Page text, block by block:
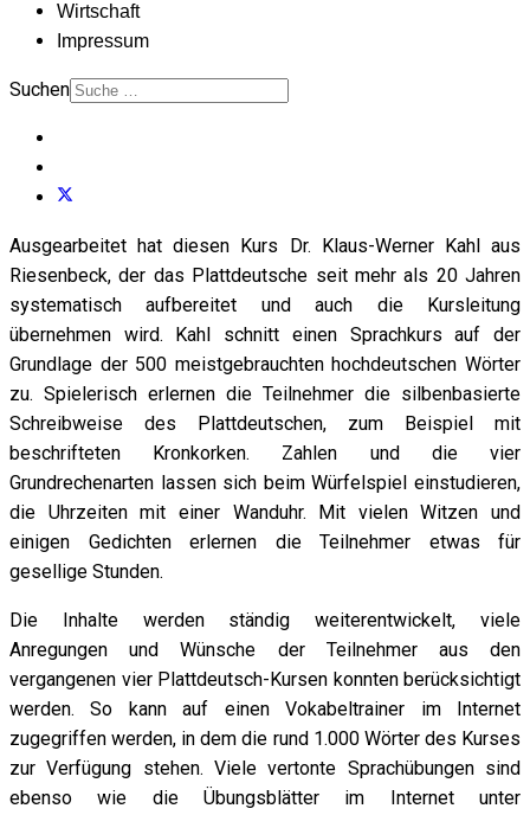
Wirtschaft
Impressum
Suchen
Ausgearbeitet hat diesen Kurs Dr. Klaus-Werner Kahl aus
Riesenbeck, der das Plattdeutsche seit mehr als 20 Jahren
systematisch aufbereitet und auch die Kursleitung
übernehmen wird. Kahl schnitt einen Sprachkurs auf der
Grundlage der 500 meistgebrauchten hochdeutschen Wörter
zu. Spielerisch erlernen die Teilnehmer die silbenbasierte
Schreibweise des Plattdeutschen, zum Beispiel mit
beschrifteten Kronkorken. Zahlen und die vier
Grundrechenarten lassen sich beim Würfelspiel einstudieren,
die Uhrzeiten mit einer Wanduhr. Mit vielen Witzen und
einigen Gedichten erlernen die Teilnehmer etwas für
gesellige Stunden.
Die Inhalte werden ständig weiterentwickelt, viele
Anregungen und Wünsche der Teilnehmer aus den
vergangenen vier Plattdeutsch-Kursen konnten berücksichtigt
werden. So kann auf einen Vokabeltrainer im Internet
zugegriffen werden, in dem die rund 1.000 Wörter des Kurses
zur Verfügung stehen. Viele vertonte Sprachübungen sind
ebenso wie die Übungsblätter im Internet unter